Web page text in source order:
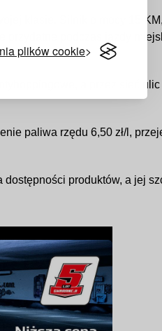
plików cookie
klasie. Silnik o mocy 15
przydatne podczas jazdy
a przez sieć
paliwa rzędu 6,50 zł/l,
produktów, a jej